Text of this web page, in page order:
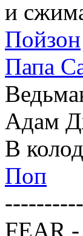
и
Пойзон
Папа
Адам
В
Поп
FEAR